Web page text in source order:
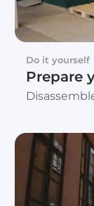
Do it yourself
Prepare